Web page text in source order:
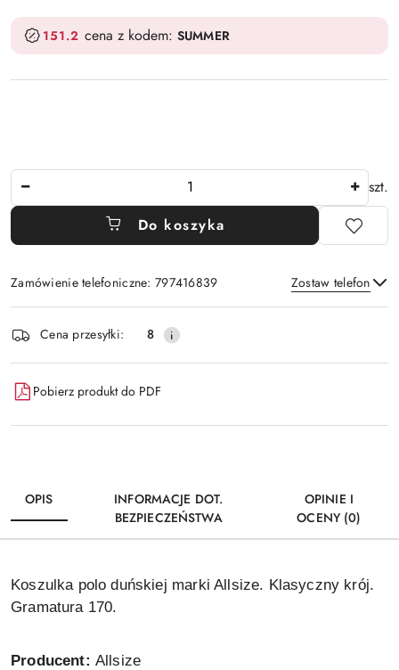
151.2 cena z kodem: SUMMER
szt.
Do koszyka
Zamówienie telefoniczne: 797416839 Zostaw telefon
Wyślij
Dostępność
i
dostawa
Cena przesyłki: 8
Pobierz produkt do PDF
OPIS
INFORMACJE DOT.
BEZPIECZEŃSTWA
OPINIE I
OCENY (0)
Koszulka polo duńskiej marki Allsize. Klasyczny krój.
Gramatura 170.
Producent: Allsize